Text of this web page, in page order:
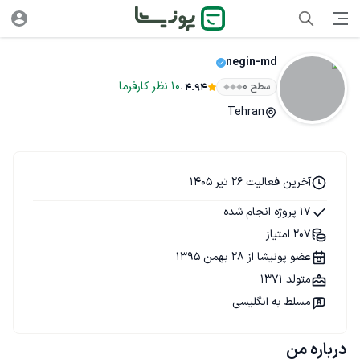
negin-md
سطح ۰ 4.94
.
10 نظر کارفرما
Tehran
درباره من
آخرین فعالیت 26 تیر 1405
17 پروژه انجام شده
207 امتیاز
عضو پونیشا از 28 بهمن 1395
متولد 1371
مسلط به انگلیسی